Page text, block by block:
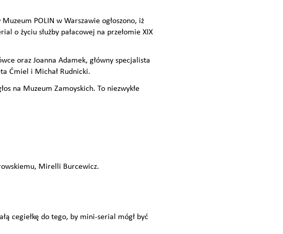
POLIN w Warszawie ogłoszono, iż
o życiu służby pałacowej na przełomie XIX
oraz Joanna Adamek, główny specjalista
Ćmiel i Michał Rudnicki.
na Muzeum Zamoyskich. To niezwykłe
Mirelli Burcewicz.
cegiełkę do tego, by mini-serial mógł być